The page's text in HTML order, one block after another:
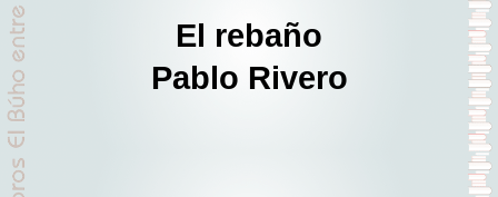
El rebaño
Pablo Rivero